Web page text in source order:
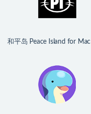
和平岛 Peace Island for Mac